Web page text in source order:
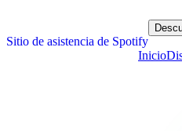
Sitio de asistencia de Spotify
Inicio